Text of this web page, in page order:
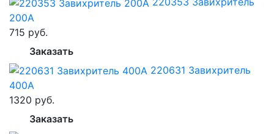
200А
715 руб.
Заказать
220631 Завихритель
400А
1320 руб.
Заказать